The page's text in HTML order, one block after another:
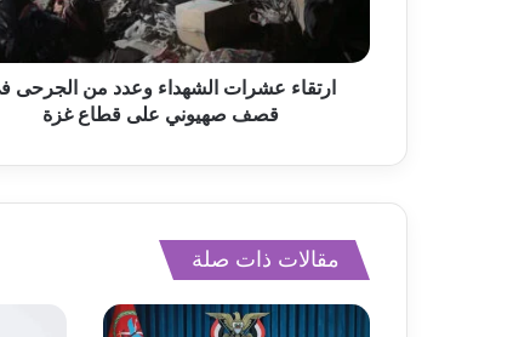
ارتقاء عشرات الشهداء وعدد من الجرحى
قصف صهيوني على قطاع غزة
مقالات ذات صلة